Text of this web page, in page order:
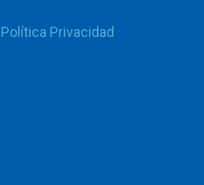
Política Privacidad